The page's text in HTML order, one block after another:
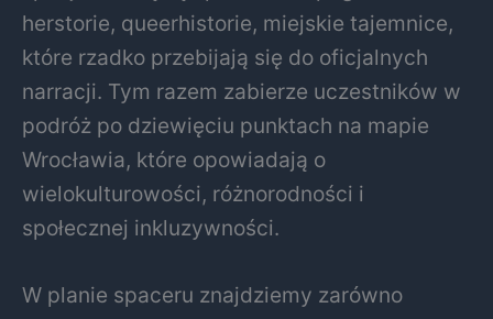
herstorie, queerhistorie, miejskie tajemnice,
które rzadko przebijają się do oficjalnych
narracji. Tym razem zabierze uczestników w
podróż po dziewięciu punktach na mapie
Wrocławia, które opowiadają o
wielokulturowości, różnorodności i
społecznej inkluzywności.
W planie spaceru znajdziemy zarówno